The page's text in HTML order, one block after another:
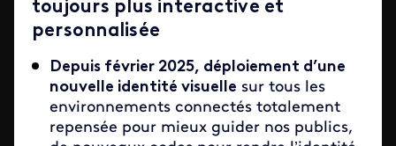
toujours plus interactive et
personnalisée
Depuis février 2025, déploiement d’une
nouvelle identité visuelle sur tous les
environnements connectés totalement
repensée pour mieux guider nos publics,